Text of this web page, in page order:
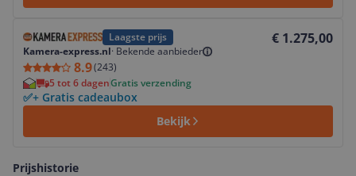
Laagste prijs
Kamera-express.nl· Bekende aanbieder
8.9(243)
€ 1.275,00
5 tot 6 dagenGratis verzending
✅+ Gratis cadeaubox
Bekijk
Prijshistorie